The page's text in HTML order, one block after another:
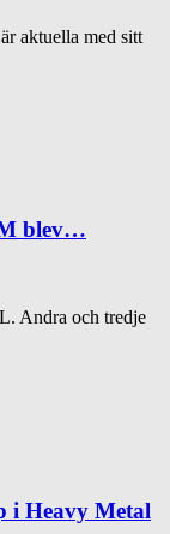
aktuella med sitt
blev…
Andra och tredje
i Heavy Metal